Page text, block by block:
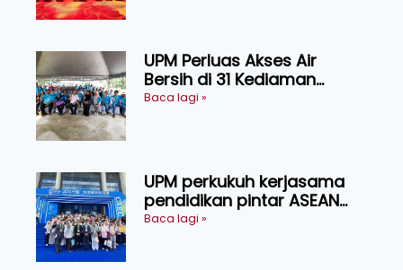
UPM Perluas Akses Air
Bersih di 31 Kediaman
Orang Asli Tasik Chini
Baca lagi »
UPM perkukuh kerjasama
pendidikan pintar ASEAN
menerusi lawatan rasmi ke
Baca lagi »